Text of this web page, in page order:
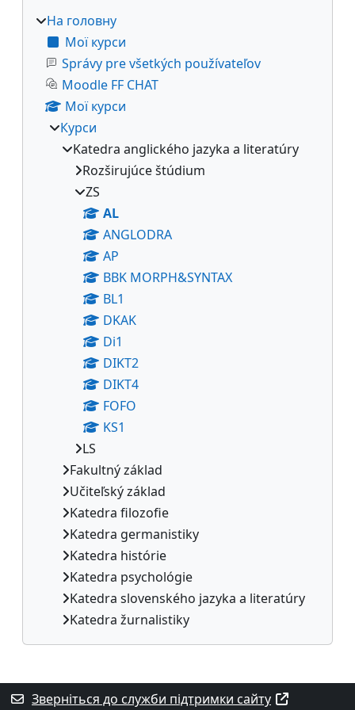
На головну
Мої курси
Správy pre všetkých používateľov
Moodle FF CHAT
Мої курси
Курси
Katedra anglického jazyka a literatúry
Rozširujúce štúdium
ZS
AL
ANGLODRA
AP
BBK MORPH&SYNTAX
BL1
DKAK
Di1
DIKT2
DIKT4
FOFO
KS1
LS
Fakultný základ
Učiteľský základ
Katedra filozofie
Katedra germanistiky
Katedra histórie
Katedra psychológie
Katedra slovenského jazyka a literatúry
Katedra žurnalistiky
Додаткові блоки
Зверніться до служби підтримки сайту